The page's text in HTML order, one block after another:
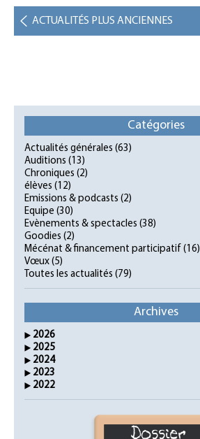
ACTUALITÉS PLUS ANCIENNES
Catégories
Actualités générales (63)
Auditions (13)
Chroniques (2)
élèves (12)
Emissions & podcasts (2)
Equipe (30)
Evènements & spectacles (38)
Goodies (2)
Mécénat & financement participatif (16)
Vœux (5)
Toutes les actualités (79)
Archives
2026
2025
2024
2023
2022
Dossier